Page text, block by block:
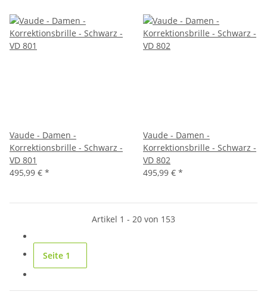
Vaude - Damen -
Korrektionsbrille - Schwarz -
VD 801
495,99 € *
Vaude - Damen -
Korrektionsbrille - Schwarz -
VD 802
495,99 € *
Artikel 1 - 20 von 153
Seite 1